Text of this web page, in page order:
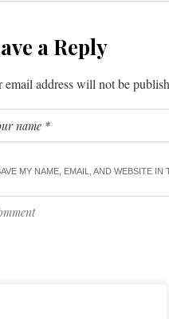
a Reply
email address will not be
MY NAME, EMAIL, AND WEBSITE